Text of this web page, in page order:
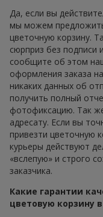
Да, если вы
мы можем
цветочную корзину.
сюрприз без подписи
сообщите об этом
оформления заказа
никаких данных об
получить полный
фотофиксацию. Так
адресату. Если вы
привезти цветочную
курьеры действуют
«вслепую» и строго
заказчика.
Какие гарантии
цветовую корзину в